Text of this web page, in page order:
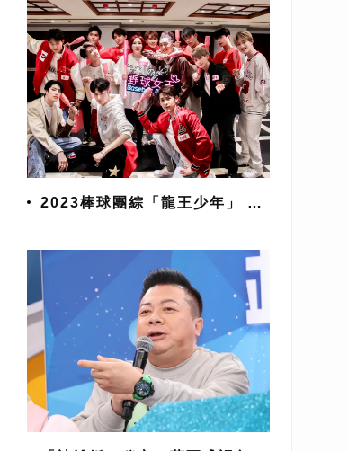
2023棒球團綜「龍王少年」 球
加油